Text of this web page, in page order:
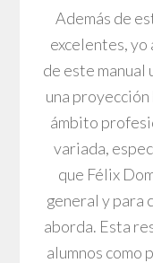
Además de
excelentes,
de este manual
una
ámbito
variada,
que Félix
general y para
aborda. Esta
alumnos como